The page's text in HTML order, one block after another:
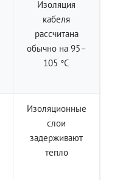
Изоляция
кабеля
рассчитана
обычно на 95–
105 °C
Изоляционные
слои
задерживают
тепло